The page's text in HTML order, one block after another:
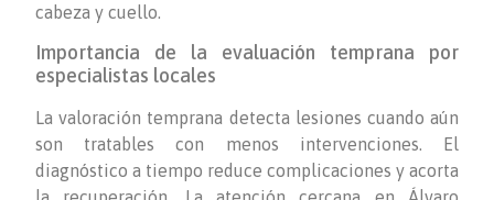
cabeza y cuello.
Importancia de la evaluación temprana por
especialistas locales
La valoración temprana detecta lesiones cuando aún
son tratables con menos intervenciones. El
diagnóstico a tiempo reduce complicaciones y acorta